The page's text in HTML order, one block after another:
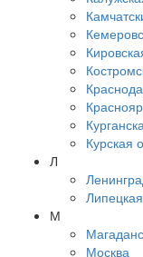
Курская
Л
М
Москва